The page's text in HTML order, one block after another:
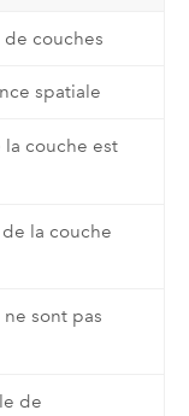
couches
spatiale
couche est
la couche
sont pas
de